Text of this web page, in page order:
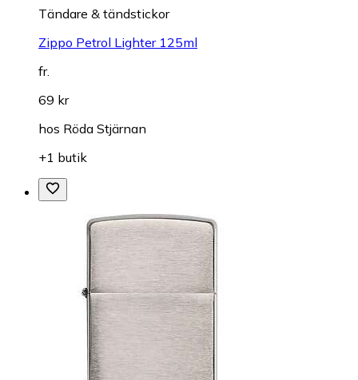
Tändare & tändstickor
Zippo Petrol Lighter 125ml
fr.
69 kr
hos Röda Stjärnan
+1 butik